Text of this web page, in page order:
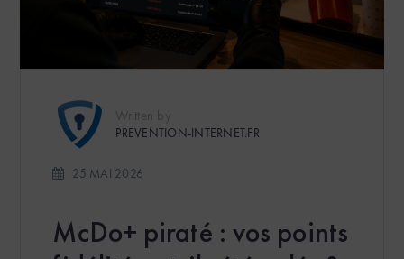
PREVENTION-INTERNET.FR
25 MAI 2026
McDo+ piraté : vos points